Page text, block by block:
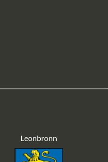
Leonbronn